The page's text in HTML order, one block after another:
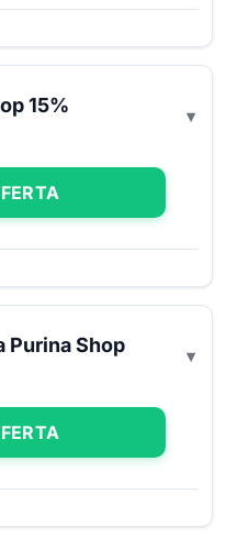
15%
Purina Shop